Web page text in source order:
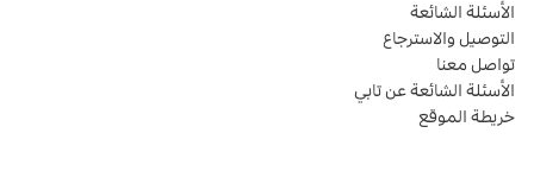
الأسئلة الشائعة
التوصيل والاسترجاع
تواصل معنا
الأسئلة الشائعة عن تابي
خريطة الموقع